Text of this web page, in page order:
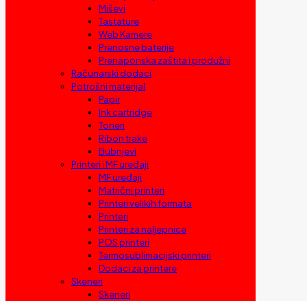
Miševi
Tastature
Web Kamere
Prenosne baterije
Prenaponska zaštita i produžni
Računarski dodaci
Potrošni materijal
Papir
Ink cartridge
Toneri
Ribon trake
Bubnjevi
Printeri i MF uređaji
MF uređaji
Matrični printeri
Printeri velikih formata
Printeri
Printeri za naljepnice
POS printeri
Termosublimacijski printeri
Dodaci za printere
Skeneri
Skeneri